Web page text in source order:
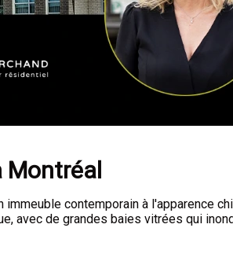
contemporain à l'apparence
avec de grandes baies vitrées qui